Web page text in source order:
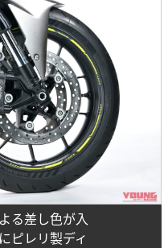
る差し色が入
ピレリ製ディ